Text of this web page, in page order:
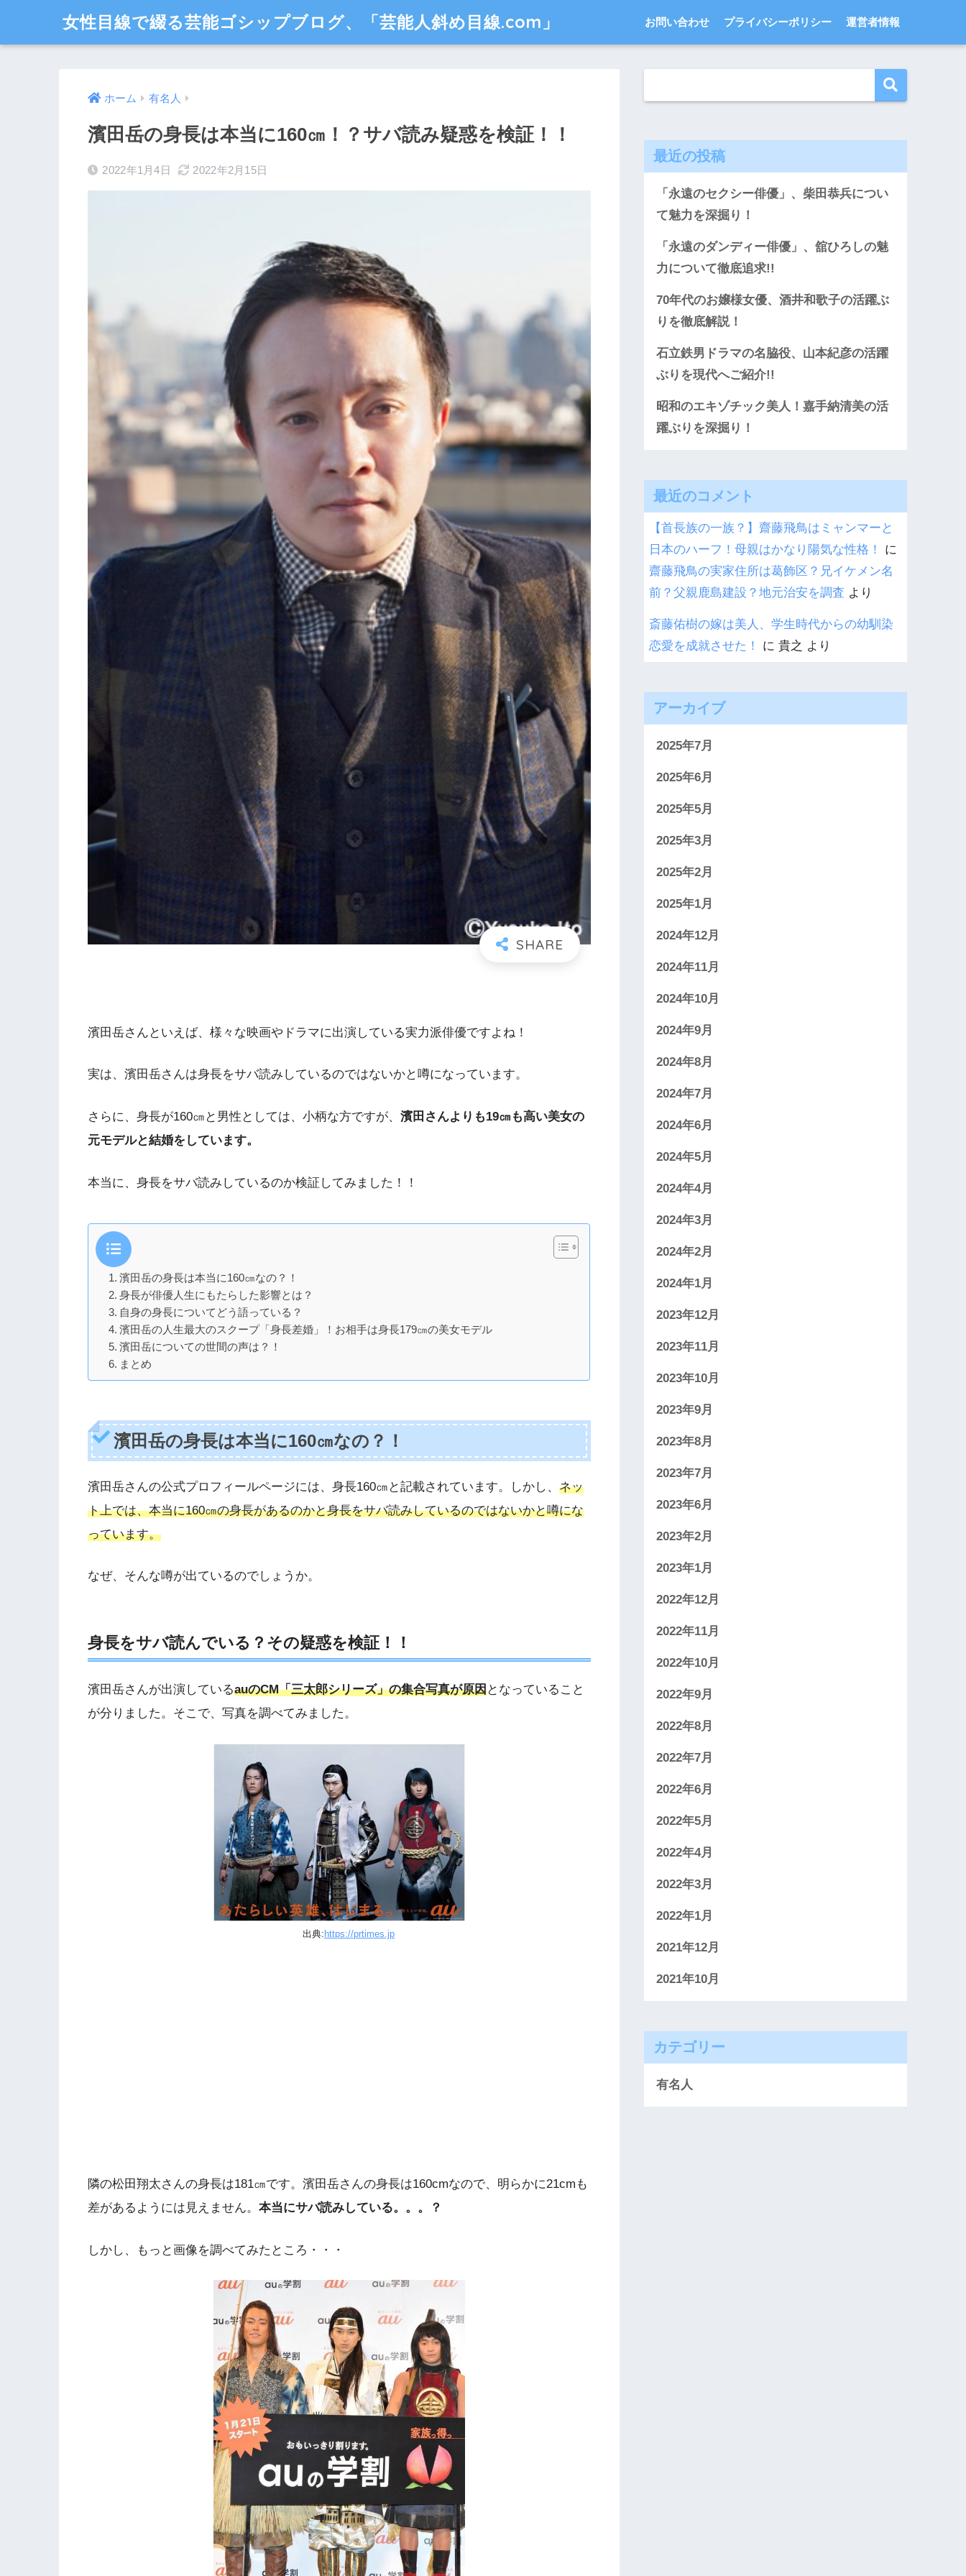
女性目線で綴る芸能ゴシップブログ、「芸能人斜め目線.com」 お問い合わせ プライバシーポリシー 運営者情報
ホーム 有名人
濱田岳の身長は本当に160㎝！？サバ読み疑惑を検証！！
2022年1月4日 2022年2月15日
濱田岳さんといえば、様々な映画やドラマに出演している実力派俳優ですよね！
実は、濱田岳さんは身長をサバ読みしているのではないかと噂になっています。
さらに、身長が160㎝と男性としては、小柄な方ですが、 濱田さんよりも19㎝も高い美女の
元モデルと結婚をしています。
本当に、身長をサバ読みしているのか検証してみました！！
濱田岳の身長は本当に160㎝なの？！
身長が俳優人生にもたらした影響とは？
自身の身長についてどう語っている？
濱田岳の人生最大のスクープ「身長差婚」！お相手は身長179㎝の美女モデル
濱田岳についての世間の声は？！
まとめ
濱田岳の身長は本当に160㎝なの？！
濱田岳さんの公式プロフィールページには、身長160㎝と記載されています。しかし、 ネッ
ト上では、本当に160㎝の身長があるのかと身長をサバ読みしているのではないかと噂にな
っています。
なぜ、そんな噂が出ているのでしょうか。
身長をサバ読んでいる？その疑惑を検証！！
濱田岳さんが出演しているauのCM「三太郎シリーズ」の集合写真が原因となっていること
が分りました。そこで、写真を調べてみました。
出典: https://prtimes.jp
隣の松田翔太さんの身長は181㎝です。濱田岳さんの身長は160cmなので、明らかに21cmも
差があるようには見えません。 本当にサバ読みしている。。。？
しかし、もっと画像を調べてみたところ・・・
最近の投稿
「永遠のセクシー俳優」、柴田恭兵につい
て魅力を深掘り！
「永遠のダンディー俳優」、舘ひろしの魅
力について徹底追求!!
70年代のお嬢様女優、酒井和歌子の活躍ぶ
りを徹底解説！
石立鉄男ドラマの名脇役、山本紀彦の活躍
ぶりを現代へご紹介!!
昭和のエキゾチック美人！嘉手納清美の活
躍ぶりを深掘り！
最近のコメント
【首長族の一族？】齋藤飛鳥はミャンマーと
日本のハーフ！母親はかなり陽気な性格！
に
齋藤飛鳥の実家住所は葛飾区？兄イケメン名
前？父親鹿島建設？地元治安を調査 より
斎藤佑樹の嫁は美人、学生時代からの幼馴染
恋愛を成就させた！
に貴之 より
アーカイブ
2025年7月
2025年6月
2025年5月
2025年3月
2025年2月
2025年1月
2024年12月
2024年11月
2024年10月
2024年9月
2024年8月
2024年7月
2024年6月
2024年5月
2024年4月
2024年3月
2024年2月
2024年1月
2023年12月
2023年11月
2023年10月
2023年9月
2023年8月
2023年7月
2023年6月
2023年2月
2023年1月
2022年12月
2022年11月
2022年10月
2022年9月
2022年8月
2022年7月
2022年6月
2022年5月
2022年4月
2022年3月
2022年1月
2021年12月
2021年10月
カテゴリー
有名人